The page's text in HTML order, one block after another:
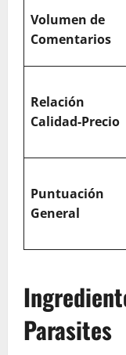
Volumen de
Comentarios
Relación
Calidad-Precio
Puntuación
General
Parasites